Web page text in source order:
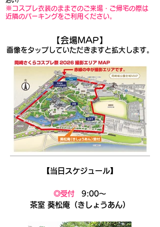
※コスプレ衣装のままでのご来場・ご帰宅の際は
近隣のパーキングをご利用ください。
​【会場MAP】
画像をタップしていただきますと拡大します。
【当日スケジュール】
◎受付 9:00〜
茶室 葵松庵​（きしょうあん）